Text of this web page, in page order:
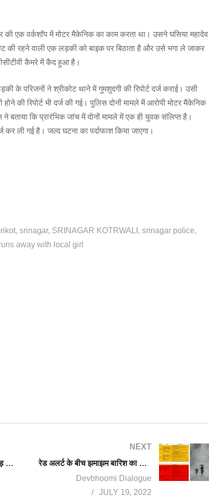
की एक वर्कशॉप में मोटर मैकेनिक का काम करता था। उसने घसिया महादेव
की रहने वाली एक लड़की को बाइक पर बिठाता है और उसे भगा ले जाकर
कैमरे में कैद हुआ है।
के परिजनों ने श्रीकोट थाने में गुमशुदगी की रिपोर्ट दर्ज कराई। उसी
की रिपोर्ट भी दर्ज की गई। पुलिस दोनों मामले में आरोपी मोटर मैकेनिक
बताया कि प्रारंभिक जांच में दोनों मामले में एक ही युवक संलिप्त है।
कर ली गई है। जल्द घटना का पर्दाफाश किया जाएगा।
srinagar SRINAGAR KOTRWALI
srinagar police
away with local girl
उपराष्ट्रपति चुनाव: जगदीप धनखड़ होंगे NDA के उम्मीदवार
NEXT
रेड अलर्ट के बीच झमाझम बारिश का दौर, सावधान रहें 48 घंटे पड़ सकते हैं भारी
Devbhoomi Dialogue
JULY 19, 2022